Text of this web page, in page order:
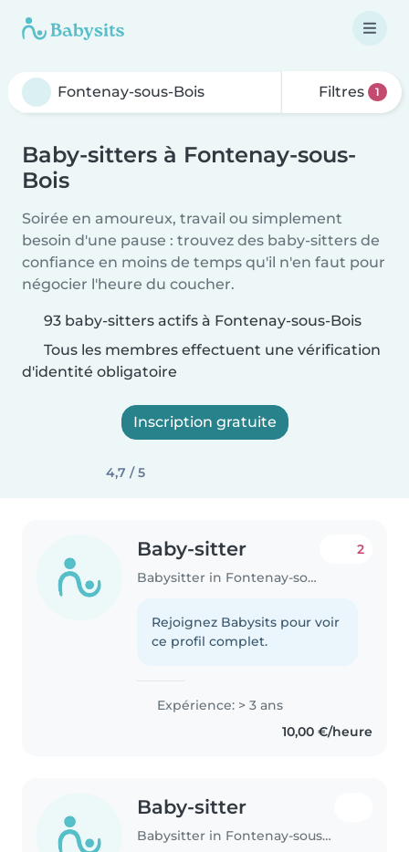
Filtres 1
Baby-sitters à Fontenay-sous-
Bois
Soirée en amoureux, travail ou simplement
besoin d'une pause : trouvez des baby-sitters de
confiance en moins de temps qu'il n'en faut pour
négocier l'heure du coucher.
93 baby-sitters actifs à Fontenay-sous-Bois
Tous les membres effectuent une vérification
d'identité obligatoire
Inscription gratuite
4,7 / 5
Baby-sitter
Babysitter in Fontenay-sous-Bois
2
Rejoignez Babysits pour voir
ce profil complet.
Expérience: > 3 ans
10,00 €/heure
Baby-sitter
Babysitter in Fontenay-sous-Bois